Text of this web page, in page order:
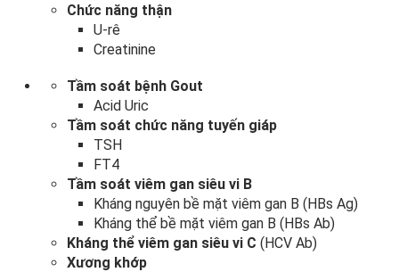
Chức năng thận
U-rê
Creatinine
Tầm soát bệnh Gout
Acid Uric
Tầm soát chức năng tuyến giáp
TSH
FT4
Tầm soát viêm gan siêu vi B
Kháng nguyên bề mặt viêm gan B (HBs Ag)
Kháng thể bề mặt viêm gan B (HBs Ab)
Kháng thể viêm gan siêu vi C (HCV Ab)
Xương khớp